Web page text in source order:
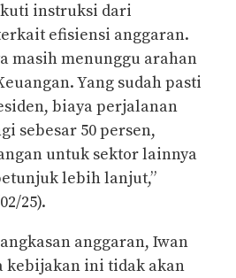
instruksi dari
efisiensi anggaran.
masih menunggu arahan
Yang sudah pasti
biaya perjalanan
sebesar 50 persen,
untuk sektor lainnya
lebih lanjut,”
25).
anggaran, Iwan
kebijakan ini tidak akan